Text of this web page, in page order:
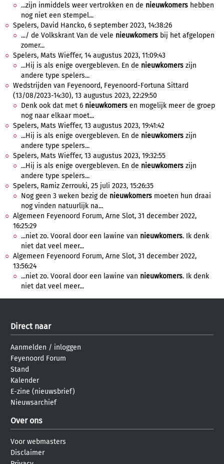
...zijn inmiddels weer vertrokken en de nieuwkomers hebben
nog niet een stempel...
Spelers, David Hancko, 6 september 2023, 14:38:26
.../ de Volkskrant Van de vele nieuwkomers bij het afgelopen
zomer...
Spelers, Mats Wieffer, 14 augustus 2023, 11:09:43
...Hij is als enige overgebleven. En de nieuwkomers zijn
andere type spelers...
Wedstrijden van Feyenoord, Feyenoord-Fortuna Sittard
(13/08/2023-14:30), 13 augustus 2023, 22:29:50
Denk ook dat met 6 nieuwkomers en mogelijk meer de groep
nog naar elkaar moet...
Spelers, Mats Wieffer, 13 augustus 2023, 19:41:42
...Hij is als enige overgebleven. En de nieuwkomers zijn
andere type spelers...
Spelers, Mats Wieffer, 13 augustus 2023, 19:32:55
...Hij is als enige overgebleven. En de nieuwkomers zijn
andere type spelers...
Spelers, Ramiz Zerrouki, 25 juli 2023, 15:26:35
Nog geen 3 weken bezig de nieuwkomers moeten hun draai
nog vinden natuurlijk na...
Algemeen Feyenoord Forum, Arne Slot, 31 december 2022,
16:25:29
...niet zo. Vooral door een lawine van nieuwkomers. Ik denk
niet dat veel meer...
Algemeen Feyenoord Forum, Arne Slot, 31 december 2022,
13:56:24
...niet zo. Vooral door een lawine van nieuwkomers. Ik denk
niet dat veel meer...
Direct naar
Aanmelden / inloggen
Feyenoord Forum
Stand
Kalender
E-zine (nieuwsbrief)
Nieuwsarchief
Over ons
Voor webmasters
Disclaimer